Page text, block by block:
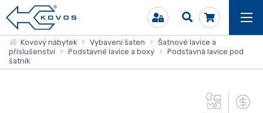
Kovový nábytek Vybavení šaten
Šatnové lavice a
příslušenství
Podstavné lavice a boxy
Podstavná lavice pod
šatník